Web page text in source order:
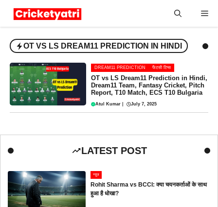
OT VS LS DREAM11 PREDICTION IN HINDI
DREAM11 PREDICTION फैंटसी टिप्स
OT vs LS Dream11 Prediction in Hindi,
Dream11 Team, Fantasy Cricket, Pitch
Report, T10 Match, ECS T10 Bulgaria
Atul Kumar July 7, 2025
LATEST POST
न्यूज
Rohit Sharma vs BCCI: क्या चयनकर्ताओं के साथ
हुआ है धोखा?